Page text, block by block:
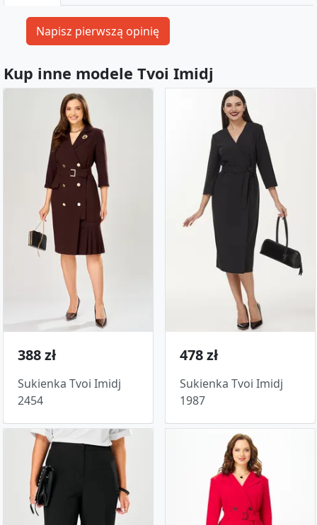
Kup inne modele Tvoi Imidj
388 zł
Sukienka Tvoi Imidj
2454
478 zł
Sukienka Tvoi Imidj
1987